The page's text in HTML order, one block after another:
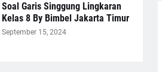
Soal Garis Singgung Lingkaran
Kelas 8 By Bimbel Jakarta Timur
September 15, 2024